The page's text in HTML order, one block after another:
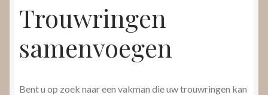
Trouwringen
samenvoegen
Bent u op zoek naar een vakman die uw trouwringen kan